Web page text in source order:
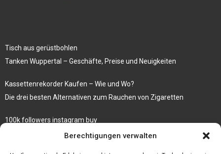
Berechtigungen verwalten
Tisch aus gerüstbohlen
Tanken Wuppertal – Geschäfte, Preise und Neuigkeiten
Kassettenrekorder Kaufen – Wie und Wo?
Die drei besten Alternativen zum Rauchen von Zigaretten
100k followers instagram buy
Rezepte für gekochte Süßkartoffeln